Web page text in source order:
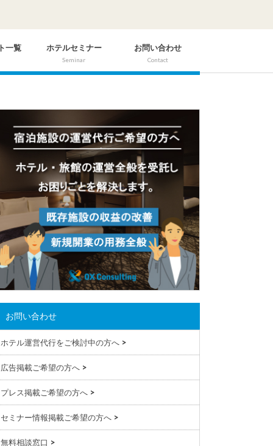
一覧 ホテルセミナー
Seminar
お問い合わせ
Contact
お問い合わせ
ホテル運営代行をご検討中の方へ >
広告掲載ご希望の方へ >
プレス掲載ご希望の方へ >
セミナー情報掲載ご希望の方へ >
無料相談窓口 >